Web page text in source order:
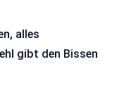
alles
gibt den Bissen